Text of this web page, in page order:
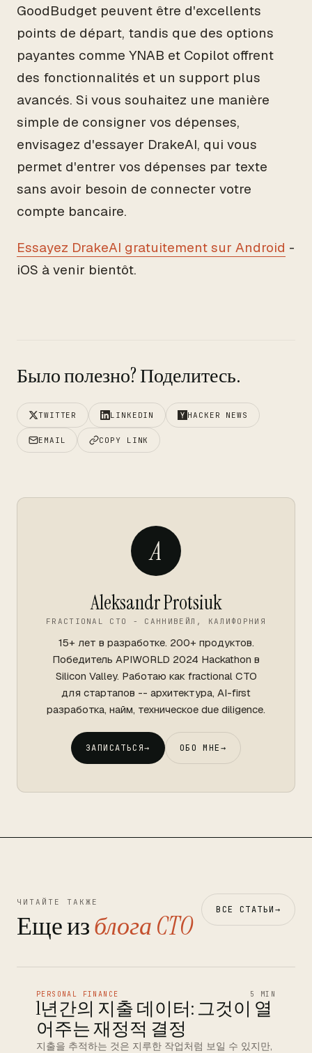
GoodBudget peuvent être d'excellents
points de départ, tandis que des options
payantes comme YNAB et Copilot offrent
des fonctionnalités et un support plus
avancés. Si vous souhaitez une manière
simple de consigner vos dépenses,
envisagez d'essayer DrakeAI, qui vous
permet d'entrer vos dépenses par texte
sans avoir besoin de connecter votre
compte bancaire.
Essayez DrakeAI gratuitement sur Android -
iOS à venir bientôt.
Было полезно? Поделитесь.
TWITTER LINKEDIN HACKER NEWS
EMAIL COPY LINK
A
Aleksandr Protsiuk
FRACTIONAL CTO - САННИВЕЙЛ, КАЛИФОРНИЯ
15+ лет в разработке. 200+ продуктов.
Победитель APIWORLD 2024 Hackathon в
Silicon Valley. Работаю как fractional CTO
для стартапов -- архитектура, AI-first
разработка, найм, техническое due diligence.
ЗАПИСАТЬСЯ→ ОБО МНЕ→
ЧИТАЙТЕ ТАКЖЕ
Еще изблога CTO ВСЕ СТАТЬИ→
PERSONAL FINANCE 5 MIN
1년간의 지출 데이터: 그것이 열
어주는 재정적 결정
지출을 추적하는 것은 지루한 작업처럼 보일 수 있지만,